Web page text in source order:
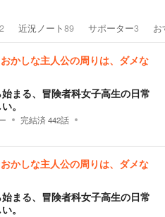
2 近況ノート89 サポーター3 お
かしな主人公の周りは、ダメな
始まる、冒険者科女子高生の日常
。
完結済442話
かしな主人公の周りは、ダメな
始まる、冒険者科女子高生の日常
。